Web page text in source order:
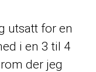
utsatt for en
i en 3 til 4
der jeg